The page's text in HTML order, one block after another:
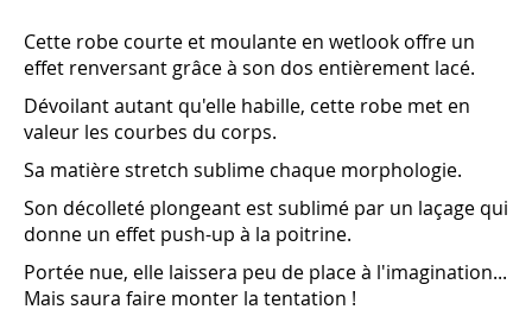
Cette robe courte et moulante en wetlook offre un
effet renversant grâce à son dos entièrement lacé.
Dévoilant autant qu'elle habille, cette robe met en
valeur les courbes du corps.
Sa matière stretch sublime chaque morphologie.
Son décolleté plongeant est sublimé par un laçage qui
donne un effet push-up à la poitrine.
Portée nue, elle laissera peu de place à l'imagination...
Mais saura faire monter la tentation !